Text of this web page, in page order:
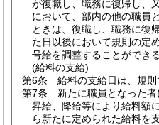
が復職し、職務に復帰し、
において、部内の他の職員
ときは、復職し、職務に復
た日以後において規則の定
号給を調整することができる
(給料の支給)
第6条
給料の支給日は、規則
第7条
新たに職員となった者
昇給、降給等により給料額
ら新たに定められた給料を